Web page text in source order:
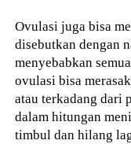
Ovulasi juga bisa
disebutkan dengan
menyebabkan
ovulasi bisa
atau terkadang dari
dalam hitungan
timbul dan hilang